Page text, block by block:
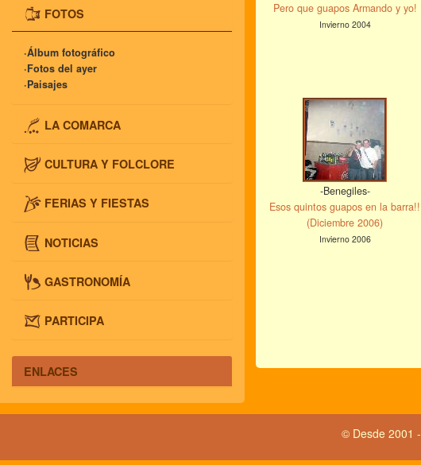
FOTOS
·Álbum fotográfico
·Fotos del ayer
·Paisajes
LA COMARCA
CULTURA Y FOLCLORE
FERIAS Y FIESTAS
NOTICIAS
GASTRONOMÍA
PARTICIPA
ENLACES
Pero que guapos Armando y yo!
Invierno 2004
-Benegiles-
Esos quintos guapos en la barra!!
(Diciembre 2006)
Invierno 2006
© Desde 2001 -